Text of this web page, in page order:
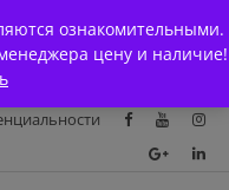
ознакомительными.
цену и наличие!
О Компании
Каталоги